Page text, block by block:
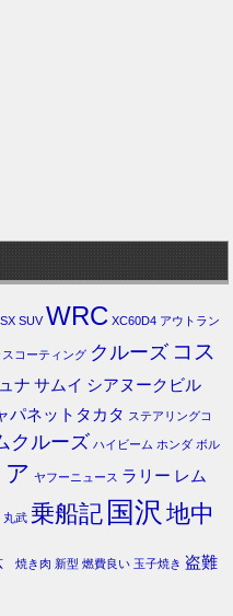
SUV WRC XC60D4 アウトラン
スコーティング クルーズ コス
ナ サムイ シアヌークビル
パネットタカタ ステアリングコ
クルーズ ハイビーム ホンダ ボル
ヤフーニュース ラリー レム
丸武 乗船記 国沢 地中
焼き肉 新型 燃費良い 玉子焼き 盗難